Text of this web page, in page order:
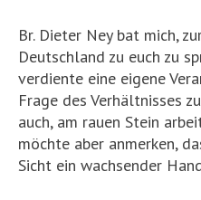
Br. Dieter Ney bat mich,
Deutschland zu euch zu
verdiente eine eigene
Frage des Verhältnisses
auch, am rauen Stein
möchte aber anmerken,
Sicht ein wachsender